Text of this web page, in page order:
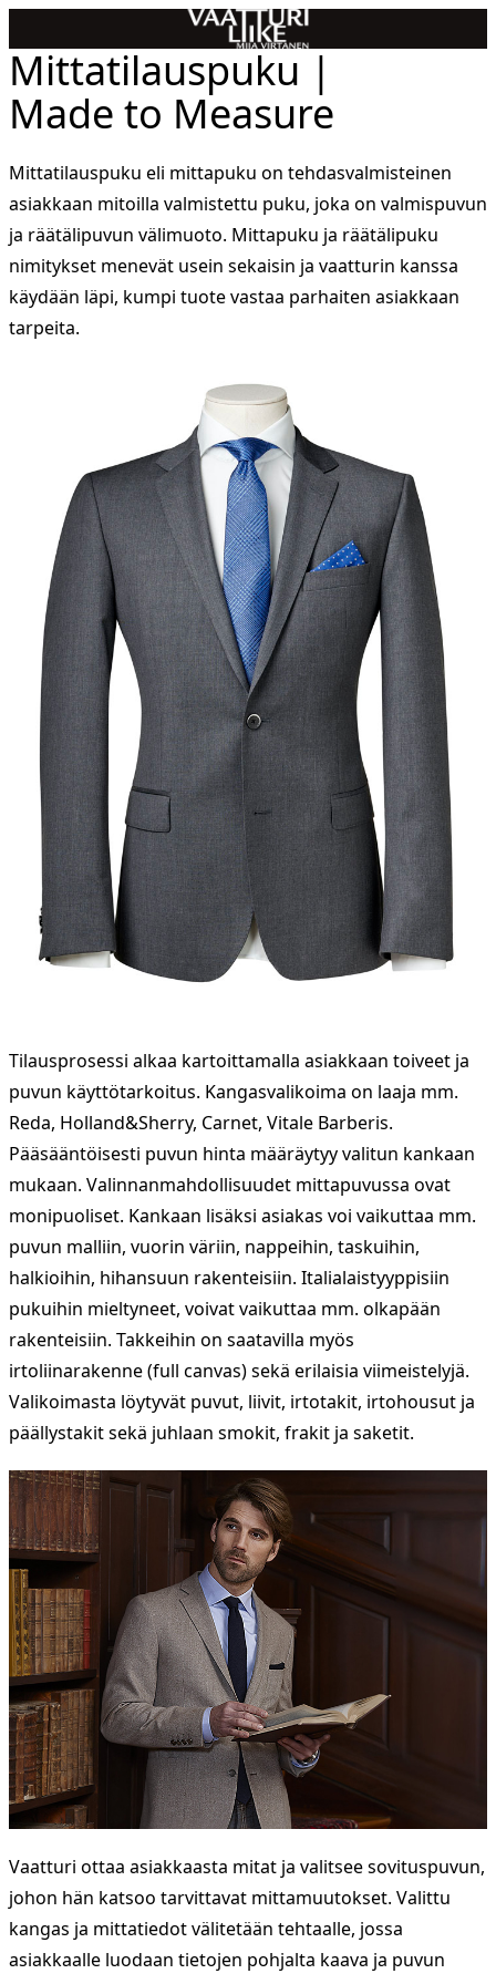
Mittatilauspuku |
Made to Measure
Mittatilauspuku eli mittapuku on tehdasvalmisteinen
asiakkaan mitoilla valmistettu puku, joka on valmispuvun
ja räätälipuvun välimuoto. Mittapuku ja räätälipuku
nimitykset menevät usein sekaisin ja vaatturin kanssa
käydään läpi, kumpi tuote vastaa parhaiten asiakkaan
tarpeita.
Tilausprosessi alkaa kartoittamalla asiakkaan toiveet ja
puvun käyttötarkoitus. Kangasvalikoima on laaja mm.
Reda, Holland&Sherry, Carnet, Vitale Barberis.
Pääsääntöisesti puvun hinta määräytyy valitun kankaan
mukaan. Valinnanmahdollisuudet mittapuvussa ovat
monipuoliset. Kankaan lisäksi asiakas voi vaikuttaa mm.
puvun malliin, vuorin väriin, nappeihin, taskuihin,
halkioihin, hihansuun rakenteisiin. Italialaistyyppisiin
pukuihin mieltyneet, voivat vaikuttaa mm. olkapään
rakenteisiin. Takkeihin on saatavilla myös
irtoliinarakenne (full canvas) sekä erilaisia viimeistelyjä.
Valikoimasta löytyvät puvut, liivit, irtotakit, irtohousut ja
päällystakit sekä juhlaan smokit, frakit ja saketit.
Vaatturi ottaa asiakkaasta mitat ja valitsee sovituspuvun,
johon hän katsoo tarvittavat mittamuutokset. Valittu
kangas ja mittatiedot välitetään tehtaalle, jossa
asiakkaalle luodaan tietojen pohjalta kaava ja puvun